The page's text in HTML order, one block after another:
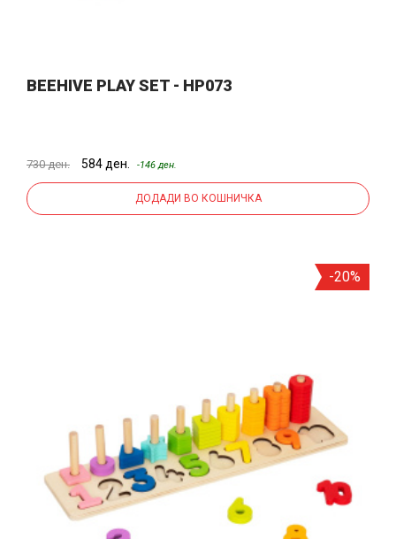
BEEHIVE PLAY SET - HP073
730 ден. 584 ден. -146 ден.
ДОДАДИ ВО КОШНИЧКА
-20%